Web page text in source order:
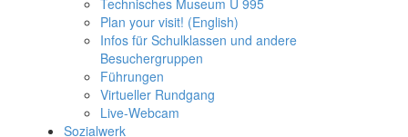
Technisches Museum U 995
Plan your visit! (English)
Infos für Schulklassen und andere
Besuchergruppen
Führungen
Virtueller Rundgang
Live-Webcam
Sozialwerk